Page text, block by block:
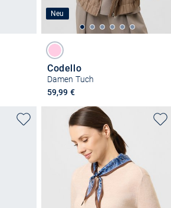
Neu
Codello
Damen Tuch
59,99 €